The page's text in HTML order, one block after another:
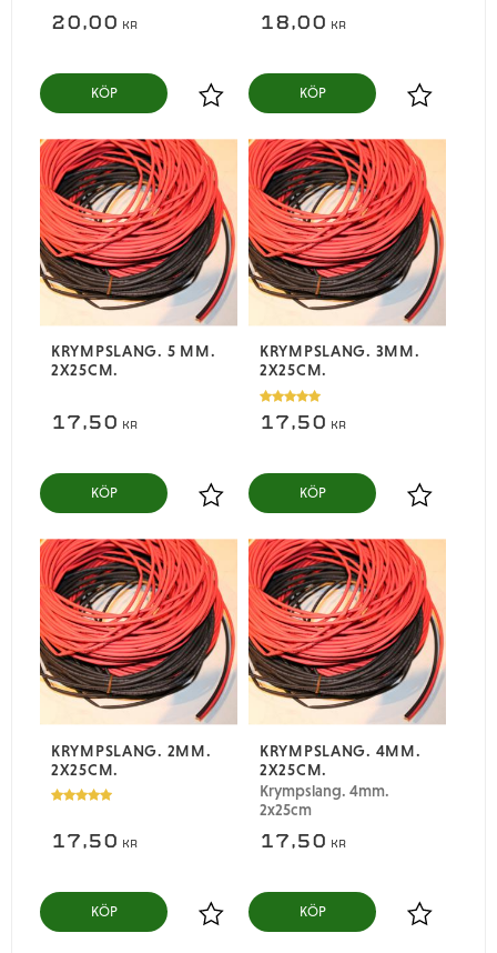
20,00 KR
Lägg till i favoriter
KÖP
18,00 KR
Lägg till i
KÖP
KRYMPSLANG. 5 MM.
2X25CM.
17,50 KR
Lägg till i favoriter
KÖP
KRYMPSLANG. 3MM.
2X25CM.
17,50 KR
Lägg till i
KÖP
KRYMPSLANG. 2MM.
2X25CM.
17,50 KR
Lägg till i favoriter
KÖP
KRYMPSLANG. 4MM.
2X25CM.
Krympslang. 4mm.
2x25cm
17,50 KR
Lägg till i
KÖP